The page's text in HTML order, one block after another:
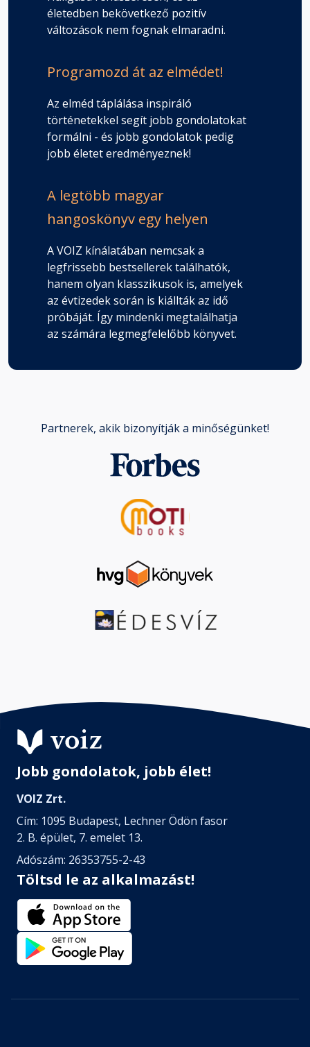
életedben bekövetkező pozitív
változások nem fognak elmaradni.
Programozd át az elmédet!
Az elméd táplálása inspiráló
történetekkel segít jobb gondolatokat
formálni - és jobb gondolatok pedig
jobb életet eredményeznek!
A legtöbb magyar
hangoskönyv egy helyen
A VOIZ kínálatában nemcsak a
legfrissebb bestsellerek találhatók,
hanem olyan klasszikusok is, amelyek
az évtizedek során is kiállták az idő
próbáját. Így mindenki megtalálhatja
az számára legmegfelelőbb könyvet.
Partnerek, akik bizonyítják a minőségünket!
Jobb gondolatok, jobb élet!
VOIZ Zrt.
Cím: 1095 Budapest, Lechner Ödön fasor
2. B. épület, 7. emelet 13.
Adószám: 26353755-2-43
Töltsd le az alkalmazást!